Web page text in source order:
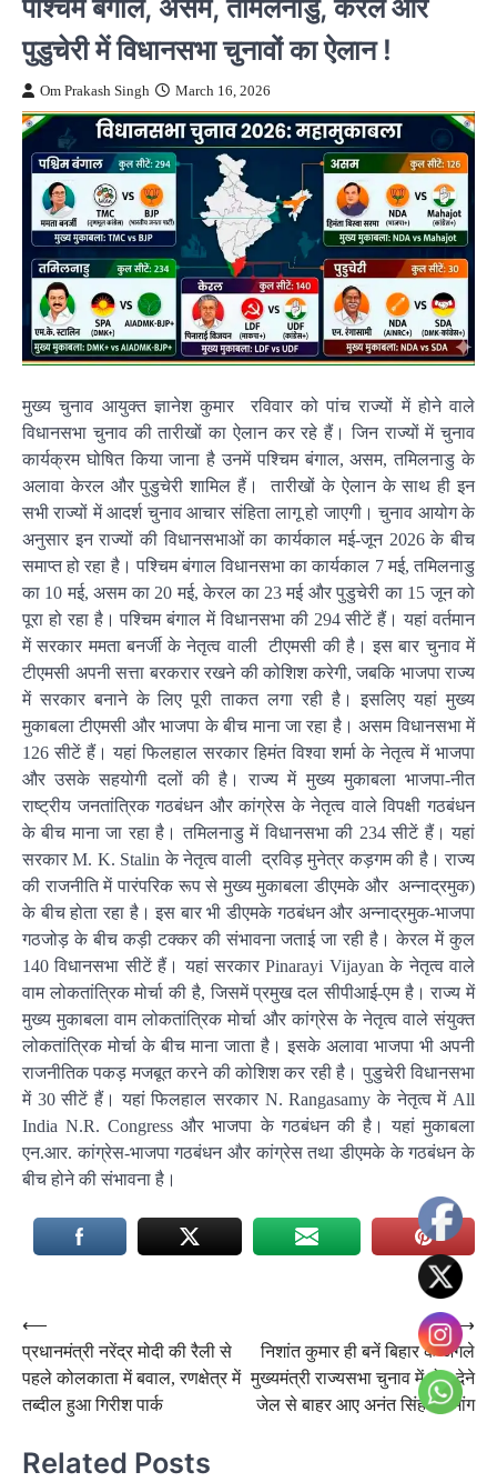
पुडुचेरी में विधानसभा चुनावों का ऐलान !
Om Prakash Singh March 16, 2026
मुख्य चुनाव आयुक्त ज्ञानेश कुमार रविवार को पांच राज्यों में होने वाले
विधानसभा चुनाव की तारीखों का ऐलान कर रहे हैं। जिन राज्यों में चुनाव
कार्यक्रम घोषित किया जाना है उनमें पश्चिम बंगाल, असम, तमिलनाडु के
अलावा केरल और पुडुचेरी शामिल हैं। तारीखों के ऐलान के साथ ही इन
सभी राज्यों में आदर्श चुनाव आचार संहिता लागू हो जाएगी। चुनाव आयोग के
अनुसार इन राज्यों की विधानसभाओं का कार्यकाल मई-जून 2026 के बीच
समाप्त हो रहा है। पश्चिम बंगाल विधानसभा का कार्यकाल 7 मई, तमिलनाडु
का 10 मई, असम का 20 मई, केरल का 23 मई और पुडुचेरी का 15 जून को
पूरा हो रहा है। पश्चिम बंगाल में विधानसभा की 294 सीटें हैं। यहां वर्तमान
में सरकार ममता बनर्जी के नेतृत्व वाली टीएमसी की है। इस बार चुनाव में
टीएमसी अपनी सत्ता बरकरार रखने की कोशिश करेगी, जबकि भाजपा राज्य
में सरकार बनाने के लिए पूरी ताकत लगा रही है। इसलिए यहां मुख्य
मुकाबला टीएमसी और भाजपा के बीच माना जा रहा है। असम विधानसभा में
126 सीटें हैं। यहां फिलहाल सरकार हिमंत विश्वा शर्मा के नेतृत्व में भाजपा
और उसके सहयोगी दलों की है। राज्य में मुख्य मुकाबला भाजपा-नीत
राष्ट्रीय जनतांत्रिक गठबंधन और कांग्रेस के नेतृत्व वाले विपक्षी गठबंधन
के बीच माना जा रहा है। तमिलनाडु में विधानसभा की 234 सीटें हैं। यहां
सरकार M. K. Stalin के नेतृत्व वाली द्रविड़ मुनेत्र कड़गम की है। राज्य
की राजनीति में पारंपरिक रूप से मुख्य मुकाबला डीएमके और अन्नाद्रमुक)
के बीच होता रहा है। इस बार भी डीएमके गठबंधन और अन्नाद्रमुक-भाजपा
गठजोड़ के बीच कड़ी टक्कर की संभावना जताई जा रही है। केरल में कुल
140 विधानसभा सीटें हैं। यहां सरकार Pinarayi Vijayan के नेतृत्व वाले
वाम लोकतांत्रिक मोर्चा की है, जिसमें प्रमुख दल सीपीआई-एम है। राज्य में
मुख्य मुकाबला वाम लोकतांत्रिक मोर्चा और कांग्रेस के नेतृत्व वाले संयुक्त
लोकतांत्रिक मोर्चा के बीच माना जाता है। इसके अलावा भाजपा भी अपनी
राजनीतिक पकड़ मजबूत करने की कोशिश कर रही है। पुडुचेरी विधानसभा
में 30 सीटें हैं। यहां फिलहाल सरकार N. Rangasamy के नेतृत्व में All
India N.R. Congress और भाजपा के गठबंधन की है। यहां मुकाबला
एन.आर. कांग्रेस-भाजपा गठबंधन और कांग्रेस तथा डीएमके के गठबंधन के
बीच होने की संभावना है।
Post
navigation
⟵
प्रधानमंत्री नरेंद्र मोदी की रैली से
पहले कोलकाता में बवाल, रणक्षेत्र में
तब्दील हुआ गिरीश पार्क
निशांत कुमार ही बनें बिहार के अगले
मुख्यमंत्री राज्यसभा चुनाव में वोट देने
जेल से बाहर आए अनंत सिंह की मांग
⟶
Related Posts